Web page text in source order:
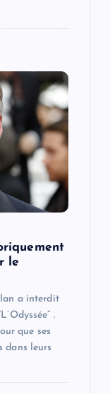
le
a interdit
.
que ses
dans leurs